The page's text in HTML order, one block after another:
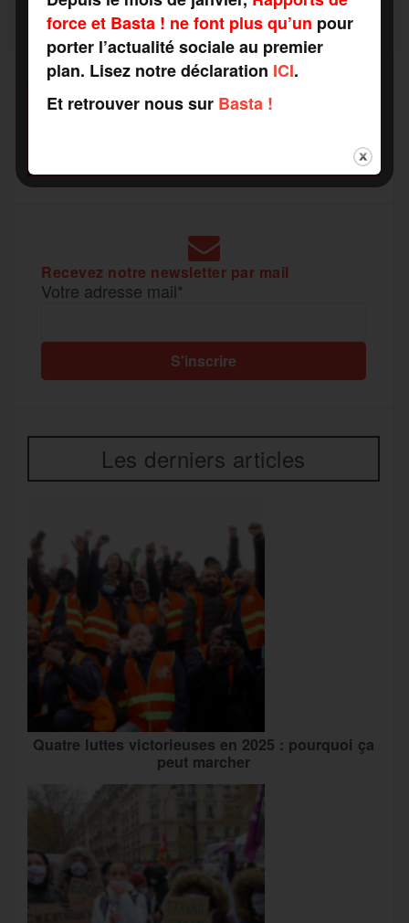
o
o
e
r
g
t
a
e
SOUTENEZ
Recevez notre newsletter par mail
Votre adresse mail*
Les derniers articles
Quatre luttes victorieuses en 2025 : pourquoi ça
peut marcher
force et Basta ! ne font plus qu’un pour
porter l’actualité sociale au premier
plan. Lisez notre déclaration ICI.
Et retrouver nous sur Basta !